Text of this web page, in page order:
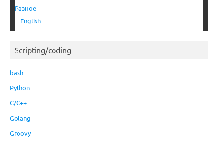
Разное
English
Scripting/coding
bash
Python
C/C++
Golang
Groovy